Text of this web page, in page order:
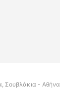
Σουβλάκια - Αθήνα